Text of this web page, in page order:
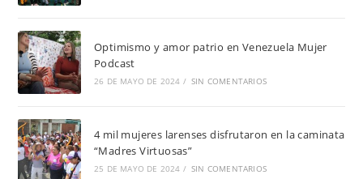
Optimismo y amor patrio en Venezuela Mujer
Podcast
26 DE MAYO DE 2024 / SIN COMENTARIOS
4 mil mujeres larenses disfrutaron en la caminata
“Madres Virtuosas”
25 DE MAYO DE 2024 / SIN COMENTARIOS